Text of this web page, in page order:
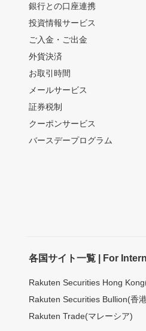
銀行との口座連携
投資情報サービス
ご入金・ご出金
外貨決済
お取引時間
メールサービス
証券税制
クーポンサービス
バースデープログラム
各国サイト一覧 | For
Rakuten Securities Hong
Rakuten Securities Bullion(香
Rakuten Trade(マレーシア)